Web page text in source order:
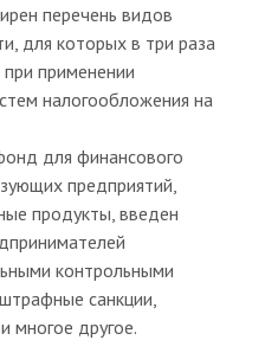
перечень видов
для которых в три раза
при применении
налогообложения на
для финансового
предприятий,
продукты, введен
контрольными
санкции,
многое другое.